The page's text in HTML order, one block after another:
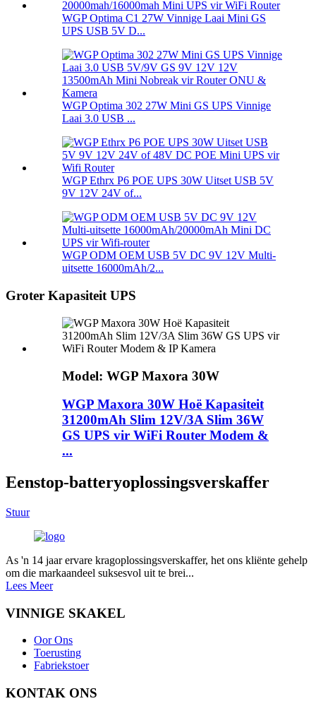
WGP Optima C1 27W Vinnige Laai Mini GS
UPS USB 5V D...
WGP Optima 302 27W Mini GS UPS Vinnige
Laai 3.0 USB ...
WGP Ethrx P6 POE UPS 30W Uitset USB 5V
9V 12V 24V of...
WGP ODM OEM USB 5V DC 9V 12V Multi-
uitsette 16000mAh/2...
Groter Kapasiteit UPS
Model: WGP Maxora 30W
WGP Maxora 30W Hoë Kapasiteit
31200mAh Slim 12V/3A Slim 36W
GS UPS vir WiFi Router Modem &
...
Eenstop-batteryoplossingsverskaffer
Stuur
As 'n 14 jaar ervare kragoplossingsverskaffer, het ons kliënte gehelp
om die markaandeel suksesvol uit te brei...
Lees Meer
VINNIGE SKAKEL
Oor Ons
Toerusting
Fabriekstoer
KONTAK ONS